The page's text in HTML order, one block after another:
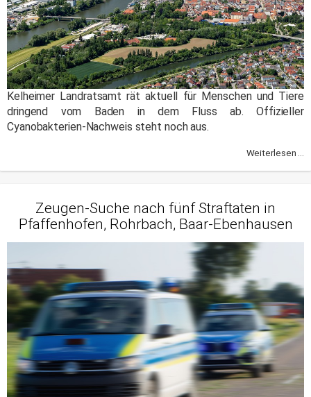
Kelheimer Landratsamt rät aktuell für Menschen und Tiere
dringend vom Baden in dem Fluss ab. Offizieller
Cyanobakterien-Nachweis steht noch aus.
Weiterlesen ...
Zeugen-Suche nach fünf Straftaten in
Pfaffenhofen, Rohrbach, Baar-Ebenhausen